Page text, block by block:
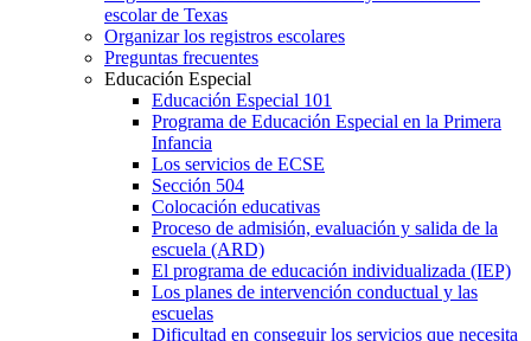
escolar de Texas
Organizar los registros escolares
Preguntas frecuentes
Educación Especial
Educación Especial 101
Programa de Educación Especial en la Primera
Infancia
Los servicios de ECSE
Sección 504
Colocación educativas
Proceso de admisión, evaluación y salida de la
escuela (ARD)
El programa de educación individualizada (IEP)
Los planes de intervención conductual y las
escuelas
Dificultad en conseguir los servicios que necesita